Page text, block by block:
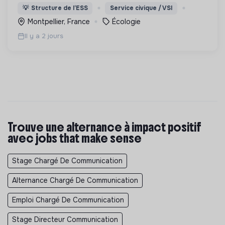
lutte pour la préservation de la forêt et de la
biodiversité en Colombie au Pérou et en France
💡 Structure de l’ESS Service civique / VSI
Montpellier, France Écologie
Il y a 2 jours
Trouve une alternance à impact positif
avec jobs that make sense
Stage Chargé De Communication
Alternance Chargé De Communication
Emploi Chargé De Communication
Stage Directeur Communication